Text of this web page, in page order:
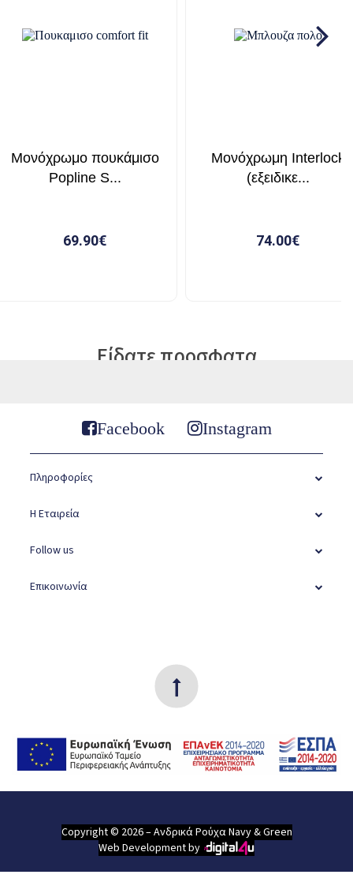
Είδατε προσφατα
Facebook Instagram
Πληροφορίες
Η Εταιρεία
Follow us
Επικοινωνία
Copyright © 2026 – Ανδρικά Ρούχα Navy & Green
Web Development by